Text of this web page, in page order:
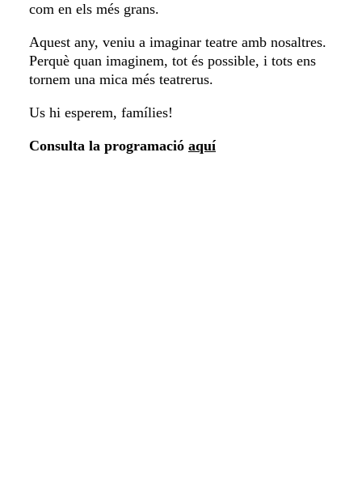
com en els més grans.
Aquest any, veniu a imaginar teatre amb nosaltres.
Perquè quan imaginem, tot és possible, i tots ens
tornem una mica més teatrerus.
Us hi esperem, famílies!
Consulta la programació aquí